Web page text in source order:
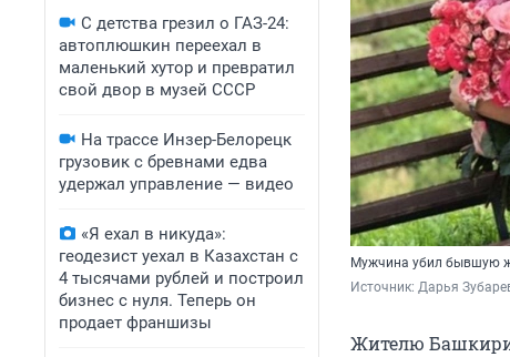
С детства грезил о ГАЗ-24:
автоплюшкин переехал в
маленький хутор и превратил
свой двор в музей СССР
На трассе Инзер-Белорецк
грузовик с бревнами едва
удержал управление — видео
«Я ехал в никуда»:
геодезист уехал в Казахстан с
4 тысячами рублей и построил
бизнес с нуля. Теперь он
продает франшизы
Мужчина убил бывшую
Источник: Дарья
Жителю